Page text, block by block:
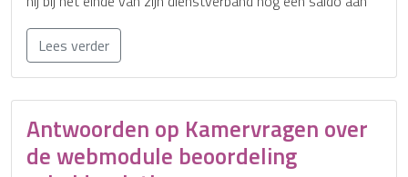
Lees verder
Antwoorden op Kamervragen over
de webmodule beoordeling